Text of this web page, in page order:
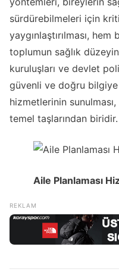
sürdürebilmeleri için
yaygınlaştırılması,
toplumun sağlık
kuruluşları ve devlet
güvenli ve doğru bilgiye
hizmetlerinin
temel taşlarından biridir.
Aile Planlaması